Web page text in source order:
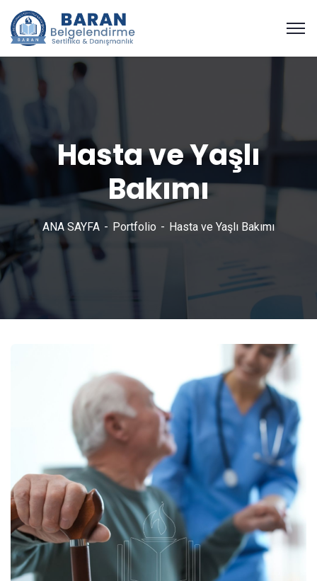
Hasta ve Yaşlı
Bakımı
ANA SAYFA Portfolio Hasta ve Yaşlı Bakımı